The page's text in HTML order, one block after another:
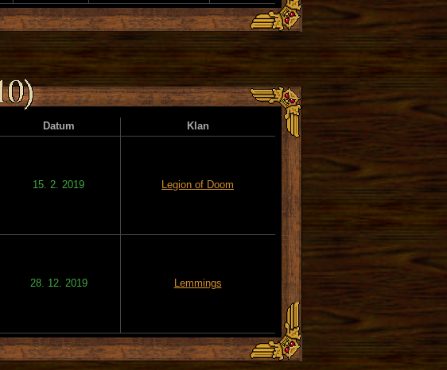
Datum Klan
15. 2. 2019 Legion of Doom
28. 12. 2019 Lemmings